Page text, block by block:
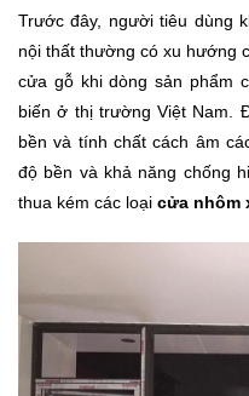
Trước đây, người tiêu dùng
nội thất thường có xu hướng
cửa gỗ khi dòng sản phẩm
biến ở thị trường Việt Nam.
bền và tính chất cách âm
độ bền và khả năng chống
thua kém các loại cửa nhôm